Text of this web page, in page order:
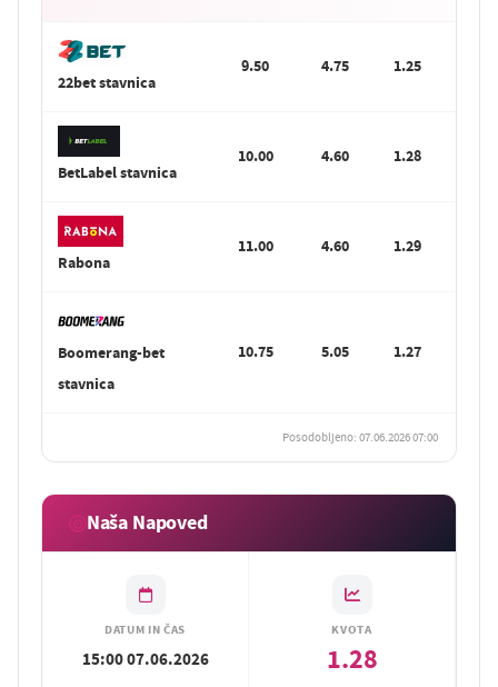
22bet stavnica
9.50 4.75 1.25
BetLabel stavnica
10.00 4.60 1.28
Rabona
11.00 4.60 1.29
Boomerang-bet
stavnica
10.75 5.05 1.27
Posodobljeno: 07.06.2026 07:00
Naša Napoved
DATUM IN ČAS
15:00 07.06.2026
KVOTA
1.28